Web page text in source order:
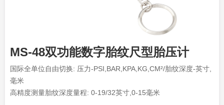
MS-48双功能数字胎纹尺型胎压计
国际全单位自由切换: 压力-PSI,BAR,KPA,KG,CM²/胎纹深度-英寸,
毫米
高精度测量胎纹深度量程: 0-19/32英寸,0-15毫米